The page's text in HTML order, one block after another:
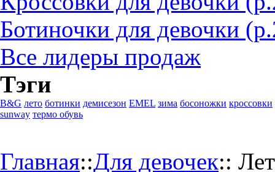
Ботиночки для девочки
Все лидеры продаж
Тэги
B&G лето ботинки демисезон EMEL зима босоножки кроссовки
sunway термо обувь
Главная::Для девочек::